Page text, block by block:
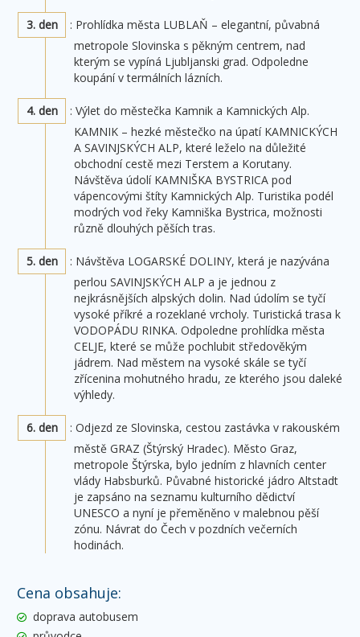
3. den
: Prohlídka města LUBLAŇ – elegantní, půvabná
metropole Slovinska s pěkným centrem, nad
kterým se vypíná Ljubljanski grad. Odpoledne
koupání v termálních lázních.
4. den
: Výlet do městečka Kamnik a Kamnických Alp.
KAMNIK – hezké městečko na úpatí KAMNICKÝCH
A SAVINJSKÝCH ALP, které leželo na důležité
obchodní cestě mezi Terstem a Korutany.
Návštěva údolí KAMNIŠKA BYSTRICA pod
vápencovými štíty Kamnických Alp. Turistika podél
modrých vod řeky Kamniška Bystrica, možnosti
různě dlouhých pěších tras.
5. den
: Návštěva LOGARSKÉ DOLINY, která je nazývána
perlou SAVINJSKÝCH ALP a je jednou z
nejkrásnějších alpských dolin. Nad údolím se tyčí
vysoké příkré a rozeklané vrcholy. Turistická trasa k
VODOPÁDU RINKA. Odpoledne prohlídka města
CELJE, které se může pochlubit středověkým
jádrem. Nad městem na vysoké skále se tyčí
zřícenina mohutného hradu, ze kterého jsou daleké
výhledy.
6. den
: Odjezd ze Slovinska, cestou zastávka v rakouském
městě GRAZ (Štýrský Hradec). Město Graz,
metropole Štýrska, bylo jedním z hlavních center
vlády Habsburků. Půvabné historické jádro Altstadt
je zapsáno na seznamu kulturního dědictví
UNESCO a nyní je přeměněno v malebnou pěší
zónu. Návrat do Čech v pozdních večerních
hodinách.
Cena obsahuje:
doprava autobusem